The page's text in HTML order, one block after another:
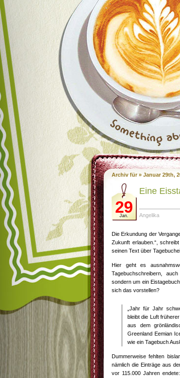
Archiv für » Januar 29th,
29
Jan.
Eine
Angelika
Die Erkundung der
Zukunft erlauben.“,
seinen Text über
Hier geht es
Tagebuchschreibern,
sondern um ein
sich das vorstellen?
„Jahr für Jahr
bleibt die Luft
aus dem
Greenland Eemian
wie ein Tagebuch
Dummerweise fehlten
nämlich die Einträge aus
vor 115.000 Jahren